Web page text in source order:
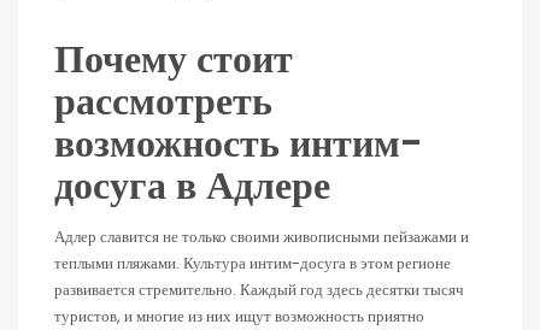
Почему стоит
рассмотреть
возможность интим-
досуга в Адлере
Адлер славится не только своими живописными пейзажами и
теплыми пляжами. Культура интим-досуга в этом регионе
развивается стремительно. Каждый год здесь десятки тысяч
туристов, и многие из них ищут возможность приятно